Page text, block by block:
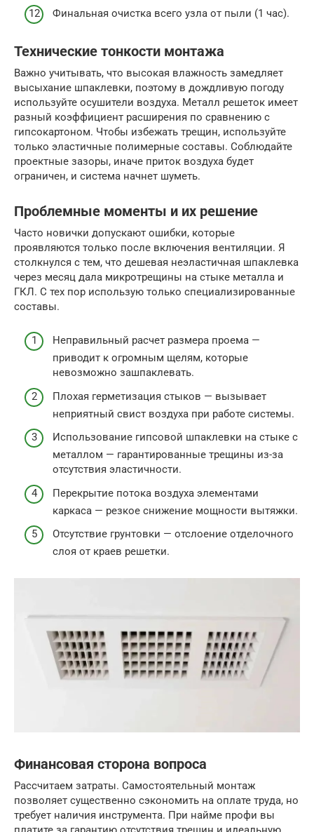
Финальная очистка всего узла от пыли (1 час).
Технические тонкости монтажа
Важно учитывать, что высокая влажность замедляет
высыхание шпаклевки, поэтому в дождливую погоду
используйте осушители воздуха. Металл решеток имеет
разный коэффициент расширения по сравнению с
гипсокартоном. Чтобы избежать трещин, используйте
только эластичные полимерные составы. Соблюдайте
проектные зазоры, иначе приток воздуха будет
ограничен, и система начнет шуметь.
Проблемные моменты и их решение
Часто новички допускают ошибки, которые
проявляются только после включения вентиляции. Я
столкнулся с тем, что дешевая неэластичная шпаклевка
через месяц дала микротрещины на стыке металла и
ГКЛ. С тех пор использую только специализированные
составы.
Неправильный расчет размера проема —
приводит к огромным щелям, которые
невозможно зашпаклевать.
Плохая герметизация стыков — вызывает
неприятный свист воздуха при работе системы.
Использование гипсовой шпаклевки на стыке с
металлом — гарантированные трещины из-за
отсутствия эластичности.
Перекрытие потока воздуха элементами
каркаса — резкое снижение мощности вытяжки.
Отсутствие грунтовки — отслоение отделочного
слоя от краев решетки.
Финансовая сторона вопроса
Рассчитаем затраты. Самостоятельный монтаж
позволяет существенно сэкономить на оплате труда, но
требует наличия инструмента. При найме профи вы